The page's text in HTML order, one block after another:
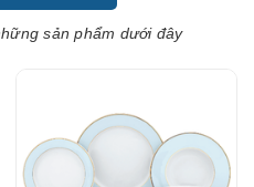
sản phẩm dưới đây